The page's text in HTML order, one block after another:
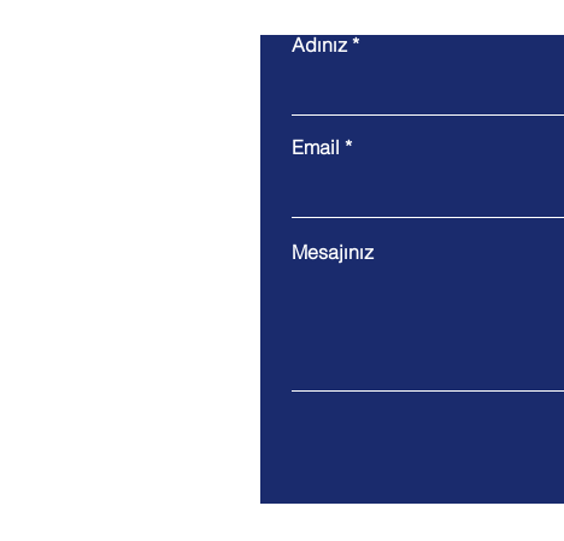
Adınız
Email
Mesajınız